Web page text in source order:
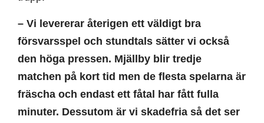
– Vi levererar återigen ett väldigt bra
försvarsspel och stundtals sätter vi också
den höga pressen. Mjällby blir tredje
matchen på kort tid men de flesta spelarna är
fräscha och endast ett fåtal har fått fulla
minuter. Dessutom är vi skadefria så det ser